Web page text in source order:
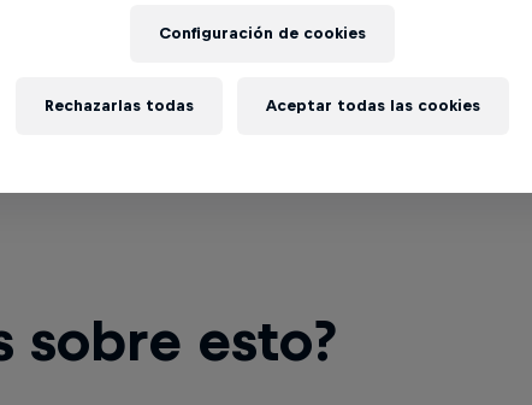
sobre esto?
Configuración de cookies
Rechazarlas todas Aceptar todas las cookies